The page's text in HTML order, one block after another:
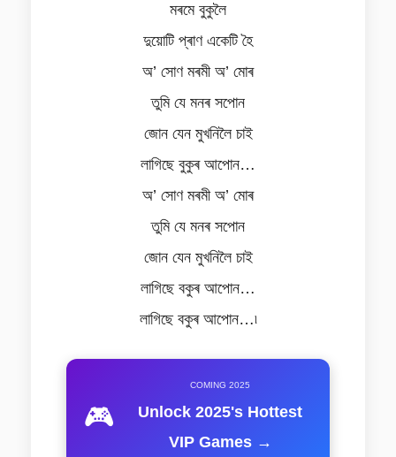
মৰমে বুকুলৈ
দুয়োটি প্ৰাণ একেটি হৈ
অ’ সোণ মৰমী অ’ মোৰ
তুমি যে মনৰ সপোন
জোন যেন মুখনিলৈ চাই
লাগিছে বুকুৰ আপোন…
অ’ সোণ মৰমী অ’ মোৰ
তুমি যে মনৰ সপোন
জোন যেন মুখনিলৈ চাই
লাগিছে বকুৰ আপোন…
লাগিছে বকুৰ আপোন…৷
🎮
COMING 2025
Unlock 2025's Hottest
VIP Games →